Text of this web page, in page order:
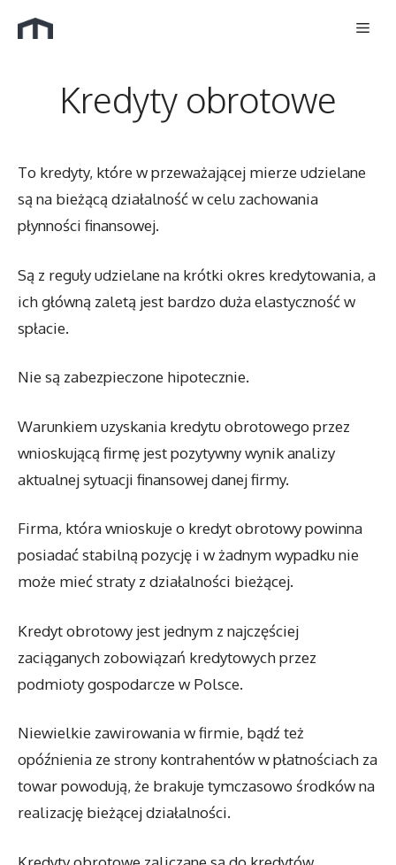
Kredyty obrotowe
To kredyty, które w przeważającej mierze udzielane
są na bieżącą działalność w celu zachowania
płynności finansowej.
Są z reguły udzielane na krótki okres kredytowania, a
ich główną zaletą jest bardzo duża elastyczność w
spłacie.
Nie są zabezpieczone hipotecznie.
Warunkiem uzyskania kredytu obrotowego przez
wnioskującą firmę jest pozytywny wynik analizy
aktualnej sytuacji finansowej danej firmy.
Firma, która wnioskuje o kredyt obrotowy powinna
posiadać stabilną pozycję i w żadnym wypadku nie
może mieć straty z działalności bieżącej.
Kredyt obrotowy jest jednym z najczęściej
zaciąganych zobowiązań kredytowych przez
podmioty gospodarcze w Polsce.
Niewielkie zawirowania w firmie, bądź też
opóźnienia ze strony kontrahentów w płatnościach za
towar powodują, że brakuje tymczasowo środków na
realizację bieżącej działalności.